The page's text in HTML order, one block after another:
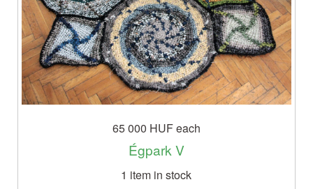
65 000 HUFeach
Égpark V
1 item in stock